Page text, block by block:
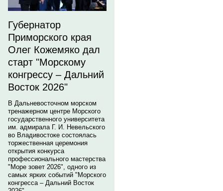
Губернатор
Приморского края
Олег Кожемяко дал
старт "Морскому
конгрессу – Дальний
Восток 2026"
В Дальневосточном морском
тренажерном центре Морского
государственного университета
им. адмирала Г. И. Невельского
во Владивостоке состоялась
торжественная церемония
открытия конкурса
профессионального мастерства
"Море зовет 2026", одного из
самых ярких событий "Морского
конгресса – Дальний Восток